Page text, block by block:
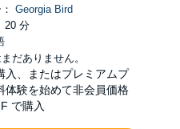
Georgia Bird
20 分
だありません。
入、またはプレミアムプ
体験を始めて非会員価格
で購入